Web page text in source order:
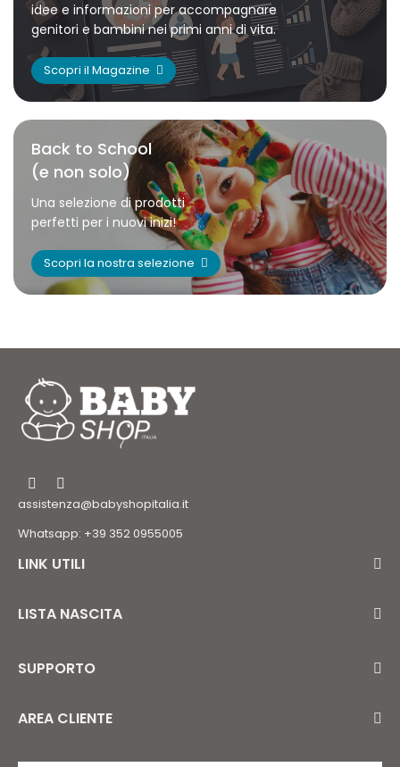
idee e informazioni per accompagnare
genitori e bambini nei primi anni di vita.
Scopri il Magazine
Back to School
(e non solo)
Una selezione di prodotti
perfetti per i nuovi inizi!
Scopri la nostra selezione
assistenza@babyshopitalia.it
Whatsapp: +39 352 0955005
LINK UTILI
LISTA NASCITA
SUPPORTO
AREA CLIENTE